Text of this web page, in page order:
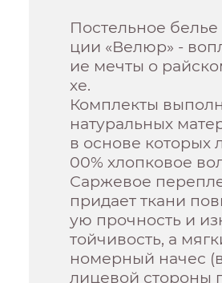
Постельное белье
ции «Велюр» -
ие мечты о
хе.
Комплекты
натуральных
в основе которых
00% хлопковое
Саржевое
придает ткани
ую прочность и
тойчивость, а
номерный начес
лицевой стороны